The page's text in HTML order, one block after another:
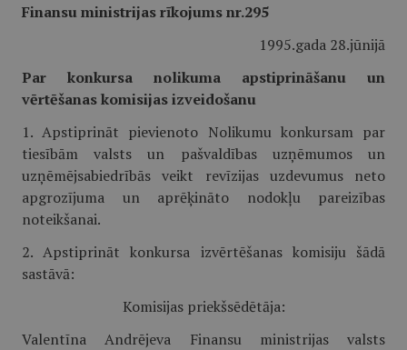
Finansu ministrijas rīkojums nr.295
1995.gada 28.jūnijā
Par konkursa nolikuma apstiprināšanu un
vērtēšanas komisijas izveidošanu
1. Apstiprināt pievienoto Nolikumu konkursam par
tiesībām valsts un pašvaldības uzņēmumos un
uzņēmējsabiedrībās veikt revīzijas uzdevumus neto
apgrozījuma un aprēķināto nodokļu pareizības
noteikšanai.
2. Apstiprināt konkursa izvērtēšanas komisiju šādā
sastāvā:
Komisijas priekšsēdētāja:
Valentīna Andrējeva Finansu ministrijas valsts